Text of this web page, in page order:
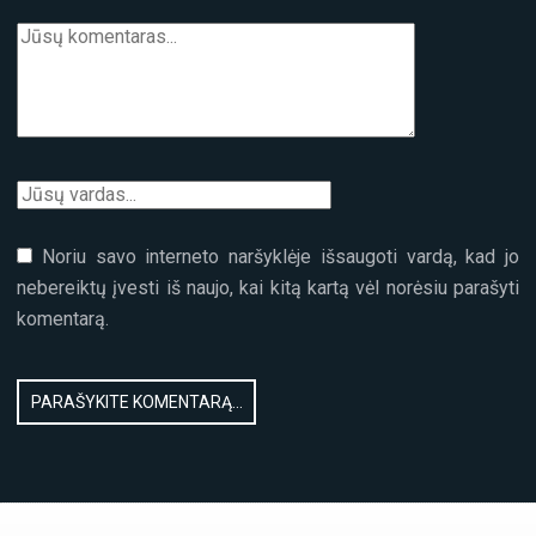
Noriu savo interneto naršyklėje išsaugoti vardą, kad jo
nebereiktų įvesti iš naujo, kai kitą kartą vėl norėsiu parašyti
komentarą.